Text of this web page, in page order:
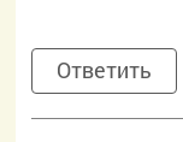
Ответить